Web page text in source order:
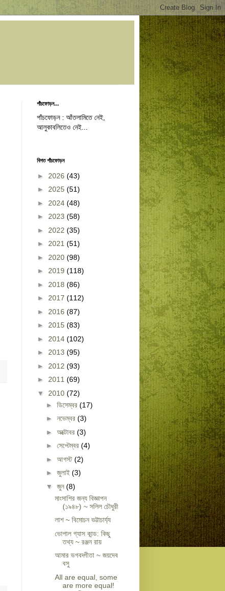
পাঁচফোড়ন...
পাঁচফোড়ন : আঁতলামিতে নেই,
আলুকাবলিতেও নেই...
বিগত পাঁচফোড়ন
► 2026 (43)
► 2025 (51)
► 2024 (48)
► 2023 (58)
► 2022 (35)
► 2021 (51)
► 2020 (98)
► 2019 (118)
► 2018 (86)
► 2017 (112)
► 2016 (87)
► 2015 (83)
► 2014 (102)
► 2013 (95)
► 2012 (93)
► 2011 (69)
▼ 2010 (72)
► ডিসেম্বর (17)
► নভেম্বর (3)
► অক্টোবর (3)
► সেপ্টেম্বর (4)
► আগস্ট (2)
► জুলাই (3)
▼ জুন(8)
মাংসাশির জন্য বিজ্ঞাপন
(১৯৪৮) ~ সলিল চৌধুরী
লাশ ~ বিমোচন ভট্টাচার্য্য
ভোপাল গ্যাস কান্ড: কিছু
তথ্য ~ রঞ্জন রায়
আমার ভগবদ্গীতা ~ জয়দেব
বসু
All are equal, some
are more equal!